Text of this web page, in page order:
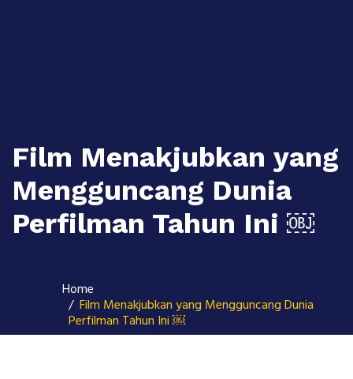
Film Menakjubkan yang
Mengguncang Dunia
Perfilman Tahun Ini ￼
Home
Film Menakjubkan yang Mengguncang Dunia
Perfilman Tahun Ini ￼